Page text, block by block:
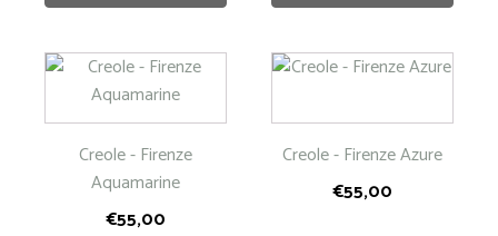
Creole - Firenze
Aquamarine
€55,00
Creole - Firenze Azure
€55,00